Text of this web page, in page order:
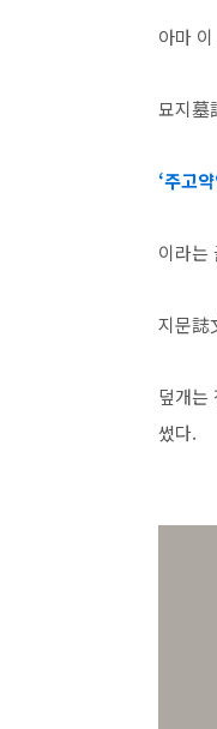
아마
묘지墓
‘주고
이라는
지문誌
덮개는
썼다.